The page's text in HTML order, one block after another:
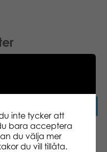
Stars Velvet Mouse
plush
inte tycker att
bara acceptera
du välja mer
du vill tillåta.